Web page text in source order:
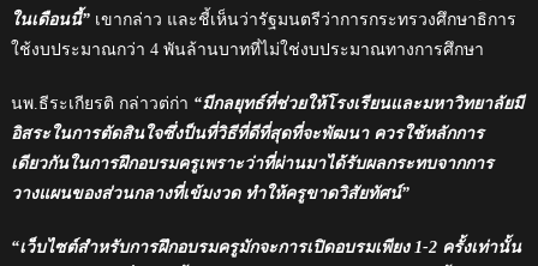
ในเดือนนี้”เขากล่าว และชี้เห็นว่ารัฐมนตรีว่าการกระทรวงศึกษาธิการ
ใช้งบประมาณกว่า 4 พันล้านบาทที่ไม่ใช่งบประมาณทางการศึกษา
นพ.ธีระเกียรติ กล่าวต่ก่า “มีกลยุทธ์ที่ช่วยให้โรงเรียนและมหาวิทยาลัยมี
อิสระในการตัดสินใจซึ่งป็นที่วิธีที่ดีที่สุดที่จะพัฒนา ควรใช้หลักการ
เดียวกันในการฝึกอบรมครูเพราะว่าที่ผ่านมาได้รับผลกระทบจากการ
วางแผนของส่วนกลางที่เข้มงวด ทำให้ครูขาดวิสัยทัศน์”
“เว็บไซต์สำหรับการฝึกอบรมครูมักจะการเปิดอบรมเพียง 1-2 ครั้งเท่านั้น